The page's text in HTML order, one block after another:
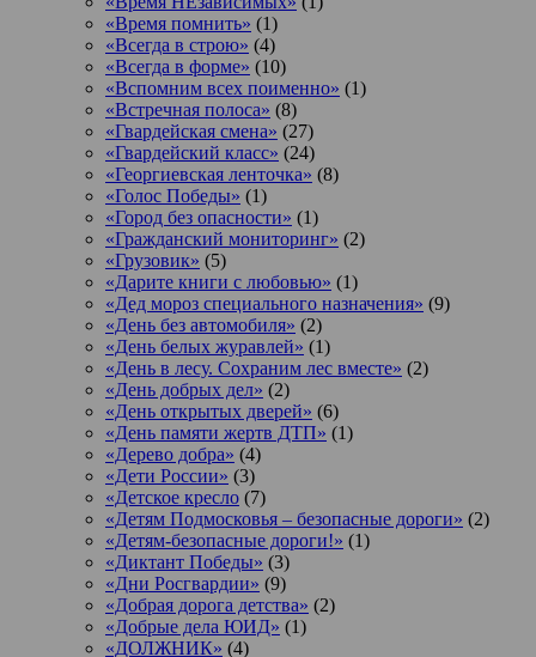
«Время помнить» (1)
«Всегда в строю» (4)
«Всегда в форме» (10)
«Вспомним всех поименно» (1)
«Встречная полоса» (8)
«Гвардейская смена» (27)
«Гвардейский класс» (24)
«Георгиевская ленточка» (8)
«Голос Победы» (1)
«Город без опасности» (1)
«Гражданский мониторинг» (2)
«Грузовик» (5)
«Дарите книги с любовью» (1)
«Дед мороз специального назначения» (9)
«День без автомобиля» (2)
«День белых журавлей» (1)
«День в лесу. Сохраним лес вместе» (2)
«День добрых дел» (2)
«День открытых дверей» (6)
«День памяти жертв ДТП» (1)
«Дерево добра» (4)
«Дети России» (3)
«Детское кресло (7)
«Детям Подмосковья – безопасные дороги» (2)
«Детям-безопасные дороги!» (1)
«Диктант Победы» (3)
«Дни Росгвардии» (9)
«Добрая дорога детства» (2)
«Добрые дела ЮИД» (1)
«ДОЛЖНИК» (4)